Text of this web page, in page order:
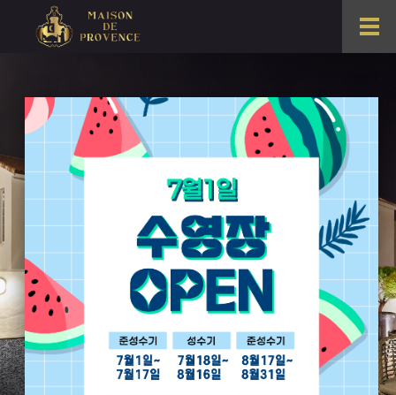
T
l
e
a
g
a
Antique Style
고풍스러운 소재들로 채워진 공간